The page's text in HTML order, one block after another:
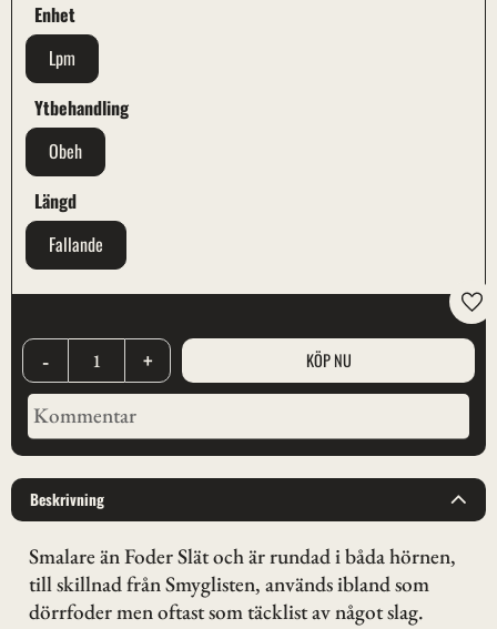
Enhet
Lpm
Ytbehandling
Obeh
Längd
Fallande
+
-
Beskrivning
Smalare än Foder Slät och är rundad i båda hörnen,
till skillnad från Smyglisten, används ibland som
dörrfoder men oftast som täcklist av något slag.